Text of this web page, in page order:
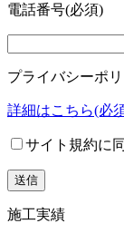
電話番号(必須)
プライバシーポ
詳細はこちら(必
サイト規約に
施工実績